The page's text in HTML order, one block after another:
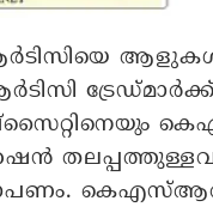
ആളുകള്‍